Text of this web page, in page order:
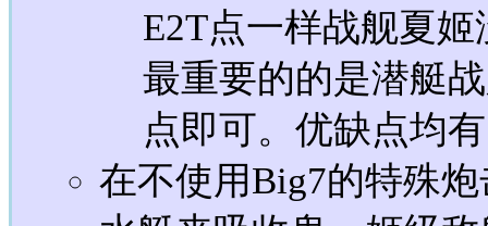
E2T点一样战舰夏
最重要的的是潜艇
点即可。优缺点均
在不使用Big7的特殊